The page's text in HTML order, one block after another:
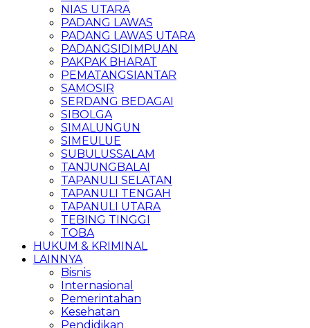
NIAS UTARA
PADANG LAWAS
PADANG LAWAS UTARA
PADANGSIDIMPUAN
PAKPAK BHARAT
PEMATANGSIANTAR
SAMOSIR
SERDANG BEDAGAI
SIBOLGA
SIMALUNGUN
SIMEULUE
SUBULUSSALAM
TANJUNGBALAI
TAPANULI SELATAN
TAPANULI TENGAH
TAPANULI UTARA
TEBING TINGGI
TOBA
HUKUM & KRIMINAL
LAINNYA
Bisnis
Internasional
Pemerintahan
Kesehatan
Pendidikan